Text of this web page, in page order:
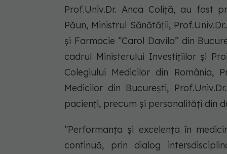
Prof.Univ.Dr. Anca Coliță, au fost
Păun, Ministrul Sănătății,
și Farmacie ”Carol Davila” din
cadrul Ministerului Investițiilor și
Colegiului Medicilor din România,
Medicilor din București,
pacienți, precum și personalități din
”Performanța și excelența în
continuă, prin dialog